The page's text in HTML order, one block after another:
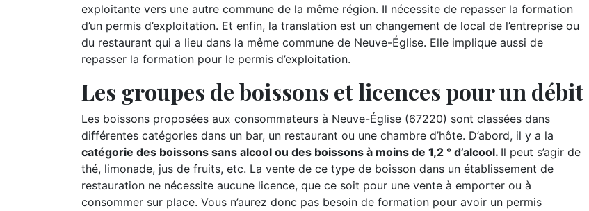
exploitante vers une autre commune de la même région. Il nécessite de repasser la formation
d’un permis d’exploitation. Et enfin, la translation est un changement de local de l’entreprise ou
du restaurant qui a lieu dans la même commune de Neuve-Église. Elle implique aussi de
repasser la formation pour le permis d’exploitation.
Les groupes de boissons et licences pour un débit
Les boissons proposées aux consommateurs à Neuve-Église (67220) sont classées dans
différentes catégories dans un bar, un restaurant ou une chambre d’hôte. D’abord, il y a la
catégorie des boissons sans alcool ou des boissons à moins de 1,2 ° d’alcool. Il peut s’agir de
thé, limonade, jus de fruits, etc. La vente de ce type de boisson dans un établissement de
restauration ne nécessite aucune licence, que ce soit pour une vente à emporter ou à
consommer sur place. Vous n’aurez donc pas besoin de formation pour avoir un permis